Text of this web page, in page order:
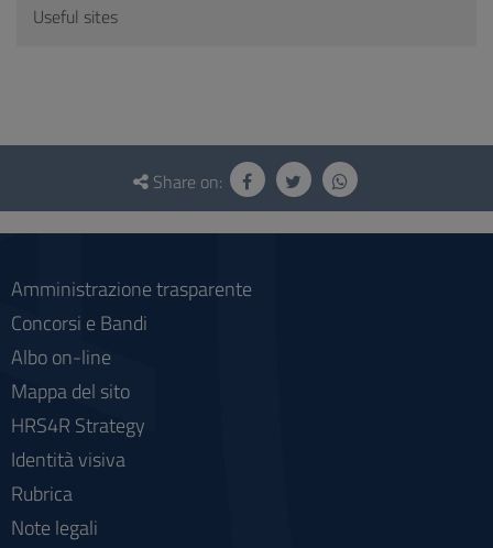
Useful sites
Questionnaire
social
Share on:
Amministrazione trasparente
Concorsi e Bandi
Albo on-line
Mappa del sito
HRS4R Strategy
Identità visiva
Rubrica
Note legali